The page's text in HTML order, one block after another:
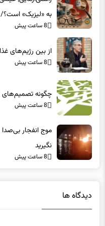
به «لیزیک» است؟/
می‌کنند؟
8 ساعت پیش
از بین رژیم‌های
8 ساعت پیش
چگونه تصمیم‌های
8 ساعت پیش
موج انفجار بی‌صدا
نگیرید
8 ساعت پیش
دیدگاه ها